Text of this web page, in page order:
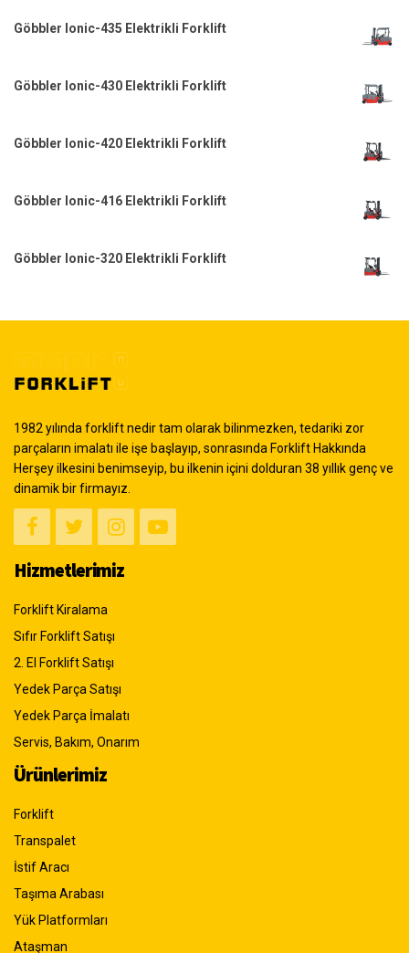
Göbbler Ionic-435 Elektrikli Forklift
Göbbler Ionic-430 Elektrikli Forklift
Göbbler Ionic-420 Elektrikli Forklift
Göbbler Ionic-416 Elektrikli Forklift
Göbbler Ionic-320 Elektrikli Forklift
1982 yılında forklift nedir tam olarak bilinmezken, tedariki zor
parçaların imalatı ile işe başlayıp, sonrasında Forklift Hakkında
Herşey ilkesini benimseyip, bu ilkenin içini dolduran 38 yıllık genç ve
dinamik bir firmayız.
Hizmetlerimiz
Forklift Kiralama
Sıfır Forklift Satışı
2. El Forklift Satışı
Yedek Parça Satışı
Yedek Parça İmalatı
Servis, Bakım, Onarım
Ürünlerimiz
Forklift
Transpalet
İstif Aracı
Taşıma Arabası
Yük Platformları
Ataşman